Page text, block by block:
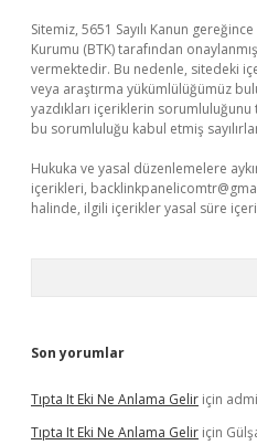
Sitemiz, 5651 Sayılı Kanun
Kurumu (BTK) tarafından
vermektedir. Bu nedenle, sitedeki
veya araştırma yükümlülüğümüz
yazdıkları içeriklerin
bu sorumluluğu kabul etmiş
Hukuka ve yasal düzenlemelere
içerikleri,
halinde, ilgili içerikler yasal süre
Son yorumlar
Tıpta It Eki Ne Anlama Gelir için
Tıpta It Eki Ne Anlama Gelir için